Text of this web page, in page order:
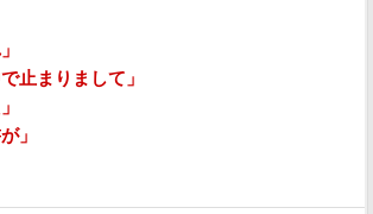
止まりまして」
」